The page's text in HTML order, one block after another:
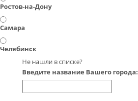
Ростов-на-Дону
Самара
Челябинск
Не нашли в списке?
Введите название Вашего города: